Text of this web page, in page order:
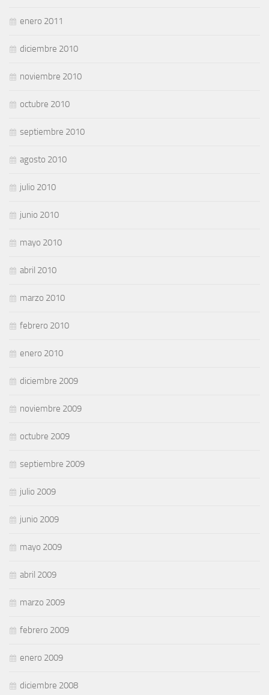
enero 2011
diciembre 2010
noviembre 2010
octubre 2010
septiembre 2010
agosto 2010
julio 2010
junio 2010
mayo 2010
abril 2010
marzo 2010
febrero 2010
enero 2010
diciembre 2009
noviembre 2009
octubre 2009
septiembre 2009
julio 2009
junio 2009
mayo 2009
abril 2009
marzo 2009
febrero 2009
enero 2009
diciembre 2008